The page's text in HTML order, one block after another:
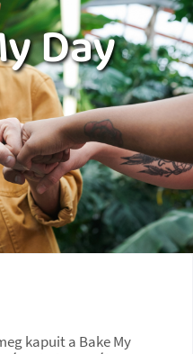
Day
kapuit a Bake My